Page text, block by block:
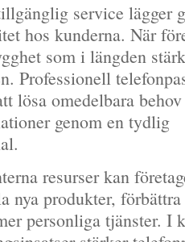
service lägger
hos kunderna. När
som i längden
Professionell
lösa omedelbara
genom en tydlig
resurser kan
nya produkter,
personliga tjänster. I